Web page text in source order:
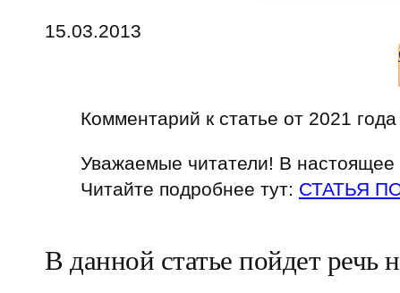
15.03.2013
Комментарий к статье от 2021 года
Уважаемые читатели! В
Читайте подробнее тут: СТАТЬЯ
В данной статье пойдет речь